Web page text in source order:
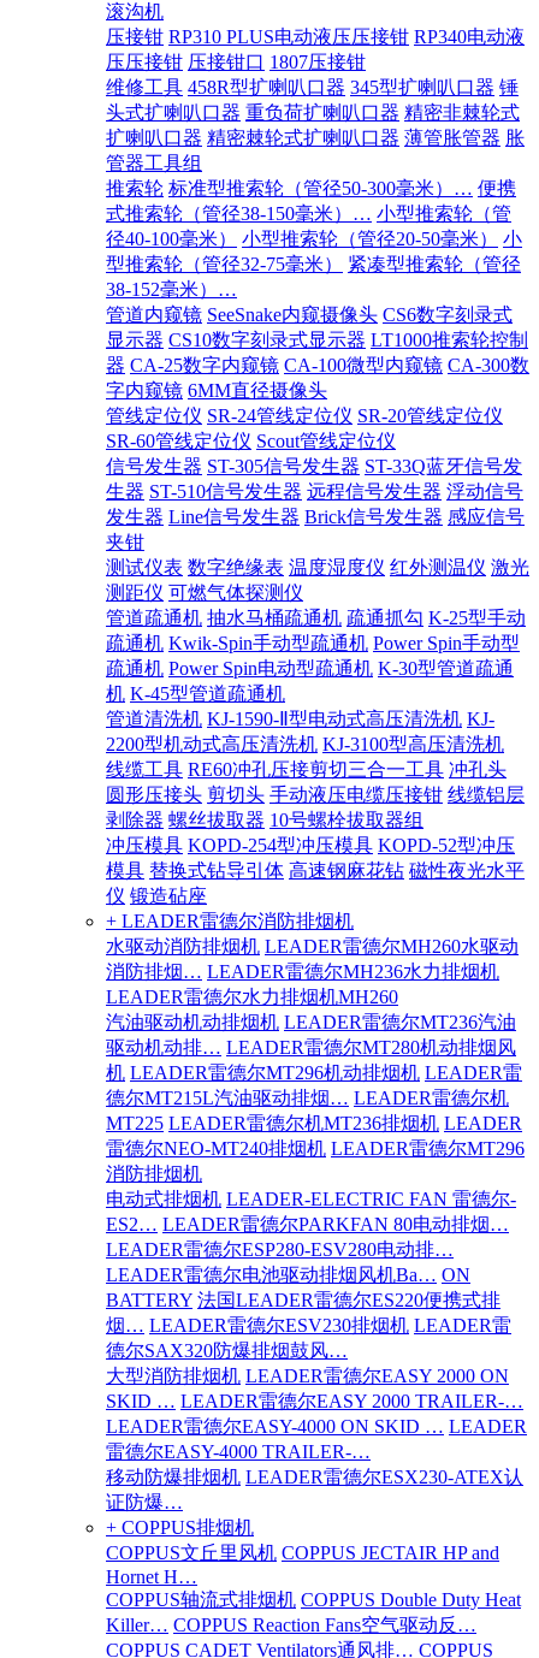
滚沟机
压接钳 RP310 PLUS电动液压压接钳 RP340电动液
压压接钳 压接钳口 1807压接钳
维修工具 458R型扩喇叭口器 345型扩喇叭口器 锤
头式扩喇叭口器 重负荷扩喇叭口器 精密非棘轮式
扩喇叭口器 精密棘轮式扩喇叭口器 薄管胀管器 胀
管器工具组
推索轮 标准型推索轮（管径50-300毫米）… 便携
式推索轮（管径38-150毫米）… 小型推索轮（管
径40-100毫米）
小型推索轮（管径20-50毫米）
小
型推索轮（管径32-75毫米）
紧凑型推索轮（管径
38-152毫米）…
管道内窥镜 SeeSnake内窥摄像头 CS6数字刻录式
显示器 CS10数字刻录式显示器 LT1000推索轮控制
器 CA-25数字内窥镜 CA-100微型内窥镜 CA-300数
字内窥镜 6MM直径摄像头
管线定位仪 SR-24管线定位仪 SR-20管线定位仪
SR-60管线定位仪 Scout管线定位仪
信号发生器 ST-305信号发生器 ST-33Q蓝牙信号发
生器 ST-510信号发生器 远程信号发生器 浮动信号
发生器 Line信号发生器 Brick信号发生器 感应信号
夹钳
测试仪表 数字绝缘表 温度湿度仪 红外测温仪 激光
测距仪 可燃气体探测仪
管道疏通机 抽水马桶疏通机 疏通抓勾 K-25型手动
疏通机 Kwik-Spin手动型疏通机 Power Spin手动型
疏通机 Power Spin电动型疏通机 K-30型管道疏通
机 K-45型管道疏通机
管道清洗机 KJ-1590-Ⅱ型电动式高压清洗机 KJ-
2200型机动式高压清洗机 KJ-3100型高压清洗机
线缆工具 RE60冲孔压接剪切三合一工具 冲孔头
圆形压接头 剪切头 手动液压电缆压接钳 线缆铝层
剥除器 螺丝拔取器 10号螺栓拔取器组
冲压模具 KOPD-254型冲压模具 KOPD-52型冲压
模具 替换式钻导引体 高速钢麻花钻 磁性夜光水平
仪 锻造砧座
+ LEADER雷德尔消防排烟机
水驱动消防排烟机 LEADER雷德尔MH260水驱动
消防排烟… LEADER雷德尔MH236水力排烟机
LEADER雷德尔水力排烟机MH260
汽油驱动机动排烟机 LEADER雷德尔MT236汽油
驱动机动排… LEADER雷德尔MT280机动排烟风
机 LEADER雷德尔MT296机动排烟机 LEADER雷
德尔MT215L汽油驱动排烟… LEADER雷德尔机
MT225 LEADER雷德尔机MT236排烟机 LEADER
雷德尔NEO-MT240排烟机 LEADER雷德尔MT296
消防排烟机
电动式排烟机 LEADER-ELECTRIC FAN 雷德尔-
ES2… LEADER雷德尔PARKFAN 80电动排烟…
LEADER雷德尔ESP280-ESV280电动排…
LEADER雷德尔电池驱动排烟风机Ba… ON
BATTERY 法国LEADER雷德尔ES220便携式排
烟… LEADER雷德尔ESV230排烟机 LEADER雷
德尔SAX320防爆排烟鼓风…
大型消防排烟机 LEADER雷德尔EASY 2000 ON
SKID … LEADER雷德尔EASY 2000 TRAILER-…
LEADER雷德尔EASY-4000 ON SKID … LEADER
雷德尔EASY-4000 TRAILER-…
移动防爆排烟机 LEADER雷德尔ESX230-ATEX认
证防爆…
+ COPPUS排烟机
COPPUS文丘里风机 COPPUS JECTAIR HP and
Hornet H…
COPPUS轴流式排烟机 COPPUS Double Duty Heat
Killer… COPPUS Reaction Fans空气驱动反…
COPPUS CADET Ventilators通风排… COPPUS